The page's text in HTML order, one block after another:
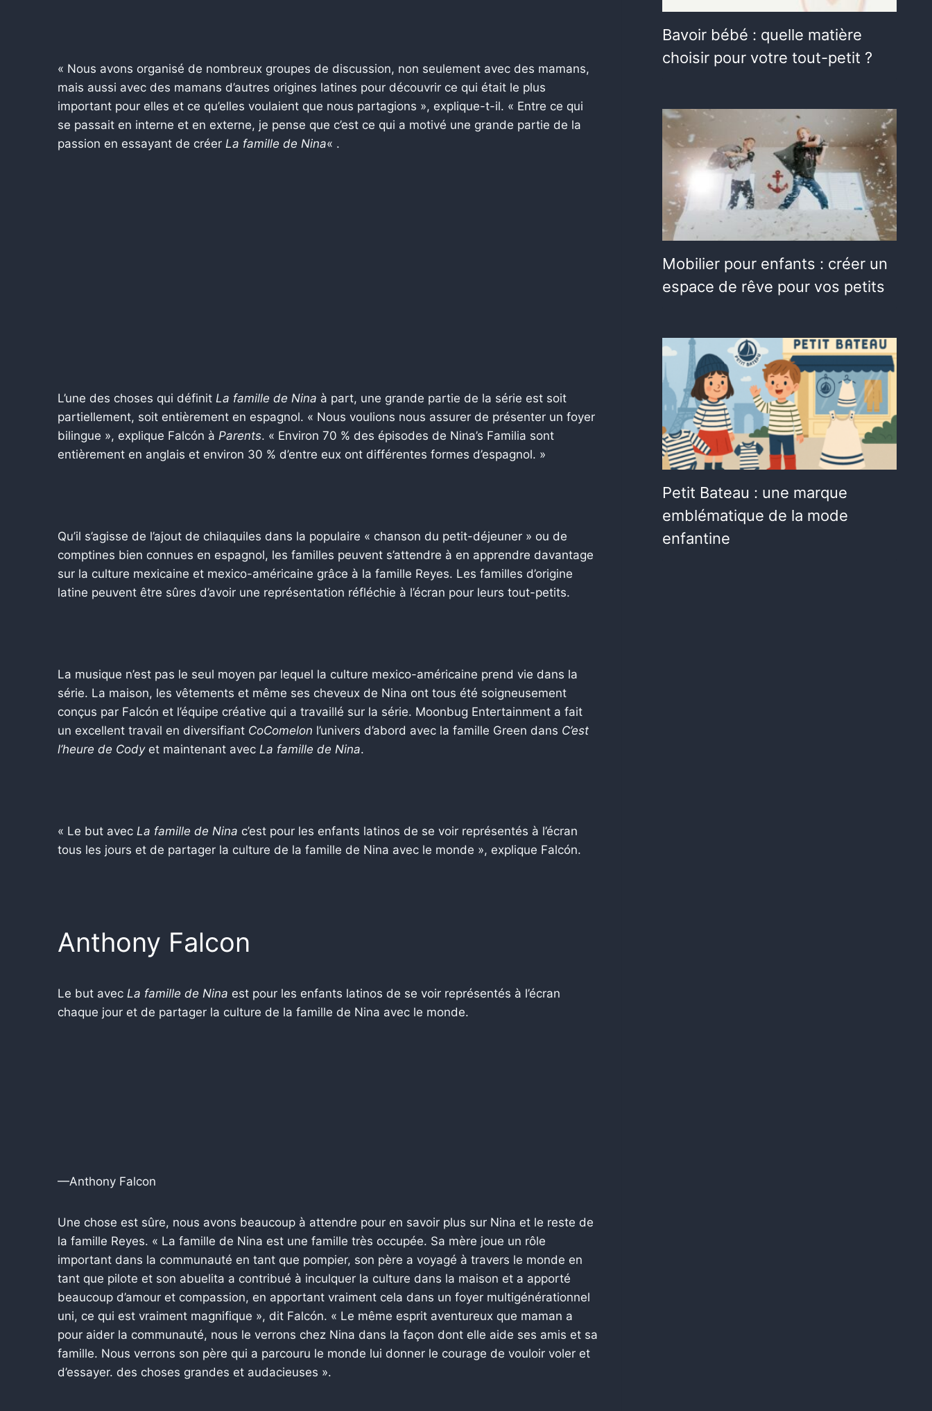
« Nous avons organisé de nombreux groupes de discussion, non seulement avec des mamans,
mais aussi avec des mamans d’autres origines latines pour découvrir ce qui était le plus
important pour elles et ce qu’elles voulaient que nous partagions », explique-t-il. « Entre ce qui
se passait en interne et en externe, je pense que c’est ce qui a motivé une grande partie de la
passion en essayant de créer La famille de Nina« .
L’une des choses qui définit La famille de Nina à part, une grande partie de la série est soit
partiellement, soit entièrement en espagnol. « Nous voulions nous assurer de présenter un foyer
bilingue », explique Falcón à Parents. « Environ 70 % des épisodes de Nina’s Familia sont
entièrement en anglais et environ 30 % d’entre eux ont différentes formes d’espagnol. »
Qu’il s’agisse de l’ajout de chilaquiles dans la populaire « chanson du petit-déjeuner » ou de
comptines bien connues en espagnol, les familles peuvent s’attendre à en apprendre davantage
sur la culture mexicaine et mexico-américaine grâce à la famille Reyes. Les familles d’origine
latine peuvent être sûres d’avoir une représentation réfléchie à l’écran pour leurs tout-petits.
La musique n’est pas le seul moyen par lequel la culture mexico-américaine prend vie dans la
série. La maison, les vêtements et même ses cheveux de Nina ont tous été soigneusement
conçus par Falcón et l’équipe créative qui a travaillé sur la série. Moonbug Entertainment a fait
un excellent travail en diversifiant CoComelon l’univers d’abord avec la famille Green dans C’est
l’heure de Codyet maintenant avec La famille de Nina.
« Le but avec La famille de Nina c’est pour les enfants latinos de se voir représentés à l’écran
tous les jours et de partager la culture de la famille de Nina avec le monde », explique Falcón.
Anthony Falcon
Le but avec La famille de Nina est pour les enfants latinos de se voir représentés à l’écran
chaque jour et de partager la culture de la famille de Nina avec le monde.
—Anthony Falcon
Une chose est sûre, nous avons beaucoup à attendre pour en savoir plus sur Nina et le reste de
la famille Reyes. « La famille de Nina est une famille très occupée. Sa mère joue un rôle
important dans la communauté en tant que pompier, son père a voyagé à travers le monde en
tant que pilote et son abuelita a contribué à inculquer la culture dans la maison et a apporté
beaucoup d’amour et compassion, en apportant vraiment cela dans un foyer multigénérationnel
uni, ce qui est vraiment magnifique », dit Falcón. « Le même esprit aventureux que maman a
pour aider la communauté, nous le verrons chez Nina dans la façon dont elle aide ses amis et sa
famille. Nous verrons son père qui a parcouru le monde lui donner le courage de vouloir voler et
d’essayer. des choses grandes et audacieuses ».
Bavoir bébé : quelle matière
choisir pour votre tout-petit ?
Mobilier pour enfants : créer un
espace de rêve pour vos petits
Petit Bateau : une marque
emblématique de la mode
enfantine